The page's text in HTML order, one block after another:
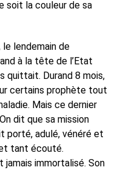
soit la couleur de sa
le lendemain de
à la tête de l’Etat
quittait. Durand 8 mois,
certains prophète tout
Mais ce dernier
dit que sa mission
porté, adulé, vénéré et
tant écouté.
jamais immortalisé. Son